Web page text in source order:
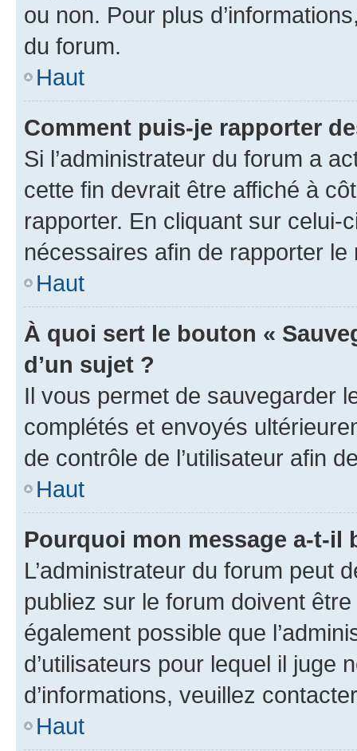
ou non. Pour plus
du forum.
Haut
Comment puis-je rapporter
Si l’administrateur du forum a
cette fin devrait être affiché à
rapporter. En cliquant sur
nécessaires afin de rapporter le
Haut
À quoi sert le bouton «
d’un sujet ?
Il vous permet de sauvegarder
complétés et envoyés
de contrôle de l’utilisateur afin
Haut
Pourquoi mon message a-t-il
L’administrateur du forum peut
publiez sur le forum doivent
également possible que
d’utilisateurs pour lequel il juge
d’informations, veuillez
Haut